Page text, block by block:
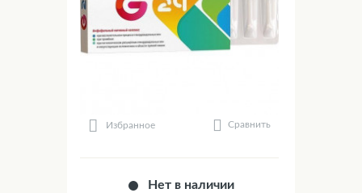
Избранное Сравнить
Нет в наличии